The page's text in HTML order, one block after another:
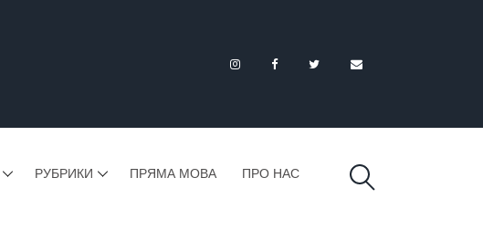
РУБРИКИ ПРЯМА МОВА ПРО НАС